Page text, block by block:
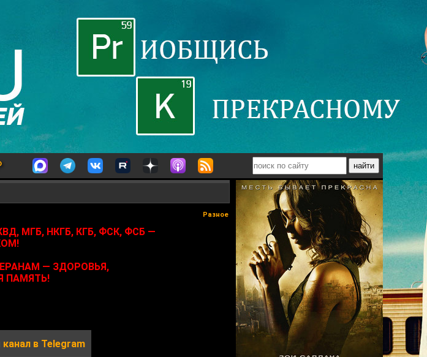
Разное
МГБ, НКГБ, КГБ, ФСК, ФСБ —
— ЗДОРОВЬЯ,
ПАМЯТЬ!
канал в Telegram